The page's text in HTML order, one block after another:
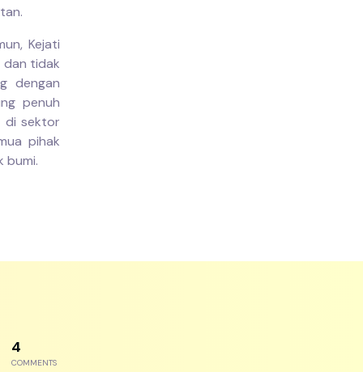
Kejati
dan tidak
dengan
penuh
di sektor
pihak
bumi.
7
COMMENTS